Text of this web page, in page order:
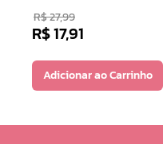
R$27,99
R$17,91
Adicionar ao Carrinho